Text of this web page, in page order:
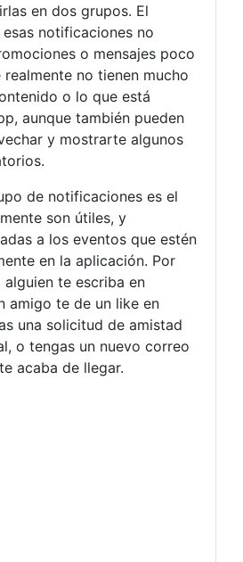
en dos grupos. El
notificaciones no
o mensajes poco
no tienen mucho
o lo que está
aunque también pueden
y mostrarte algunos
de notificaciones es el
son útiles, y
a los eventos que estén
en la aplicación. Por
te escriba en
amigo te de un like en
una solicitud de amistad
o tengas un nuevo correo
acaba de llegar.